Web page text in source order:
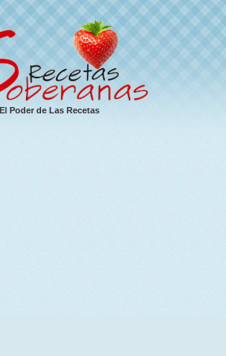
El Poder de Las Recetas